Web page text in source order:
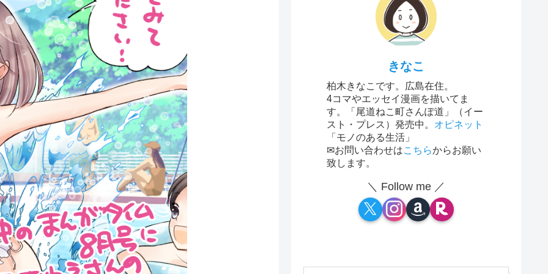
きなこ
柏木きなこです。広島在住。
4コマやエッセイ漫画を描いてま
す。「尾道ねこ町さんぽ道」（イー
スト・プレス）発売中。 オピネット
「モノのある生活」
✉お問い合わせはこちらからお願い
致します。
＼ Follow me ／